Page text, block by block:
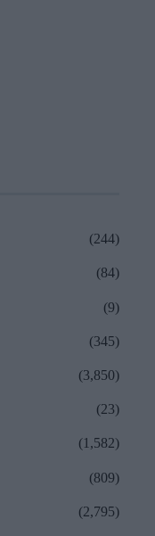
(244)
(84)
(9)
(345)
(3,850)
(23)
(1,582)
(809)
(2,795)